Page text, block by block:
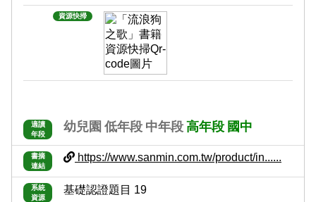
資源快掃
適讀
年段
幼兒園 低年段 中年段 高年段 國中
書摘
連結
https://www.sanmin.com.tw/product/in......
系統
資源
基礎認證題目 19